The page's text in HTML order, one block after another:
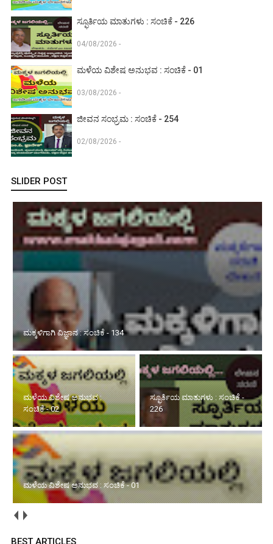
ಸ್ಫೂರ್ತಿಯ ಮಾತುಗಳು : ಸಂಚಿಕೆ - 226
04/08/2026 -
ಮಳೆಯ ವಿಶೇಷ ಅನುಭವ : ಸಂಚಿಕೆ - 01
03/08/2026 -
ಜೀವನ ಸಂಭ್ರಮ : ಸಂಚಿಕೆ - 254
02/08/2026 -
SLIDER POST
ಮಕ್ಕಳಿಗಾಗಿ ವಿಜ್ಞಾನ : ಸಂಚಿಕೆ - 134
ಮಳೆಯ ವಿಶೇಷ ಅನುಭವ :
ಸಂಚಿಕೆ - 02
ಸ್ಫೂರ್ತಿಯ ಮಾತುಗಳು : ಸಂಚಿಕೆ -
226
ಮಳೆಯ ವಿಶೇಷ ಅನುಭವ : ಸಂಚಿಕೆ - 01
BEST ARTICLES